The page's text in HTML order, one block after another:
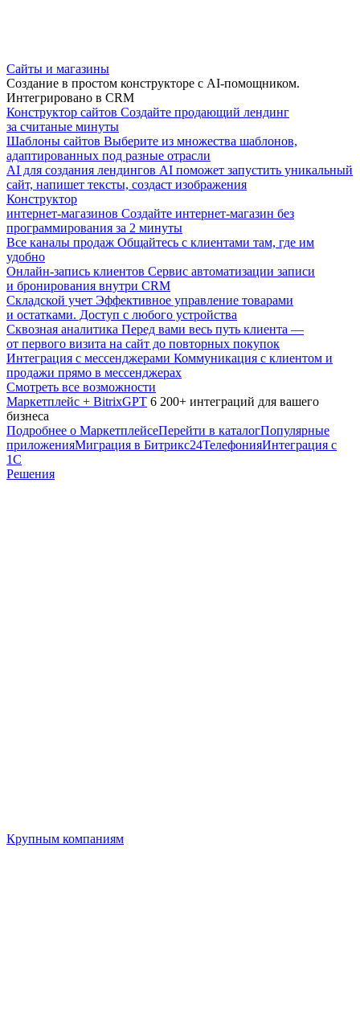
Сайты и магазины
Создание в простом конструкторе с AI-помощником.
Интегрировано в CRM
Конструктор сайтов Создайте продающий лендинг
за считаные минуты
Шаблоны сайтов Выберите из множества шаблонов,
адаптированных под разные отрасли
AI для создания лендингов AI поможет запустить уникальный
сайт, напишет тексты, создаст изображения
Конструктор
интернет-магазинов Создайте интернет-магазин без
программирования за 2 минуты
Все каналы продаж Общайтесь с клиентами там, где им
удобно
Онлайн-запись клиентов Сервис автоматизации записи
и бронирования внутри CRM
Складской учет Эффективное управление товарами
и остатками. Доступ с любого устройства
Сквозная аналитика Перед вами весь путь клиента —
от первого визита на сайт до повторных покупок
Интеграция с мессенджерами Коммуникация с клиентом и
продажи прямо в мессенджерах
Смотреть все возможности
Маркетплейс + BitrixGPT 6 200+ интеграций для вашего
бизнеса
Подробнее о МаркетплейсеПерейти в каталогПопулярные
приложенияМиграция в Битрикс24ТелефонияИнтеграция с
1С
Решения
Крупным компаниям